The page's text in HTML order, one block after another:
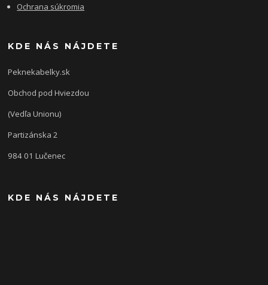
Ochrana súkromia
KDE NÁS NÁJDETE
Peknekabelky.sk
Obchod pod Hviezdou
(Vedľa Unionu)
Partizánska 2
984 01 Lučenec
KDE NÁS NÁJDETE